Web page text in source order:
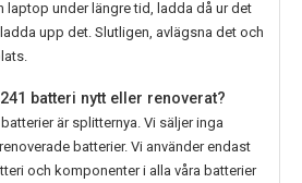
laptop under längre tid, ladda då ur det
upp det. Slutligen, avlägsna det och
batteri nytt eller renoverat?
batterier är splitternya. Vi säljer inga
batterier. Vi använder endast
och komponenter i alla våra batterier